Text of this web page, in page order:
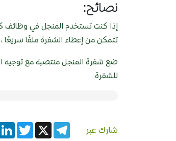
نصائح:
إذا كنت تستخدم المنجل في وظائف
تتمكن من إعطاء الشفرة ملفًا سريعًا
ضع شفرة المنجل منتصبة مع توجيه
للشفرة.
شارك عبر Twitter X
Telegram